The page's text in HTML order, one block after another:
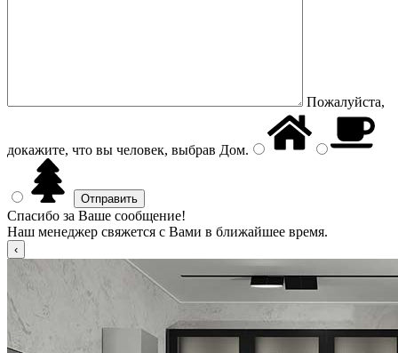
Пожалуйста,
докажите, что вы человек, выбрав Дом.
Спасибо за Ваше сообщение!
Наш менеджер свяжется с Вами в ближайшее время.